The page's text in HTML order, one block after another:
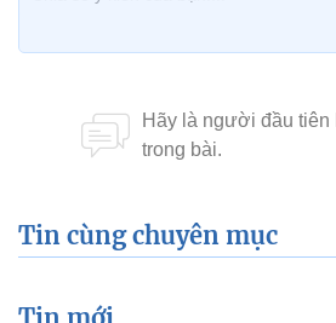
Tin cùng chuyên mục